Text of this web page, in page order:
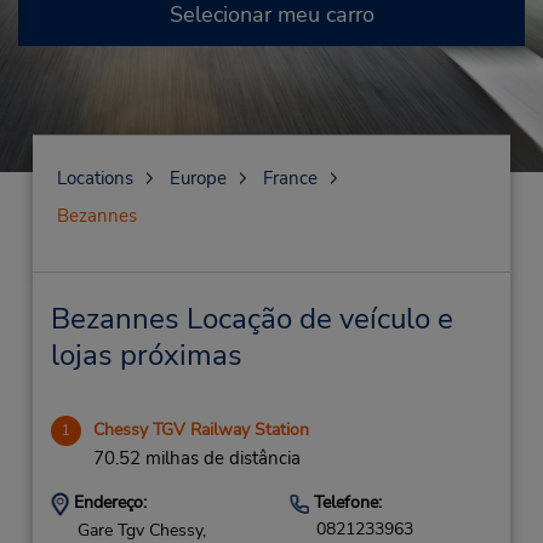
Selecionar meu carro
Locations Europe
France
Bezannes
Bezannes Locação de veículo e
lojas próximas
1 Chessy TGV Railway Station
70.52 milhas de distância
Endereço:
Gare Tgv Chessy,
Telefone:
0821233963